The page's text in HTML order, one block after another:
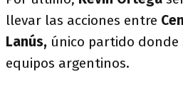
llevar las acciones entre
Lanús, único partido donde
equipos argentinos.